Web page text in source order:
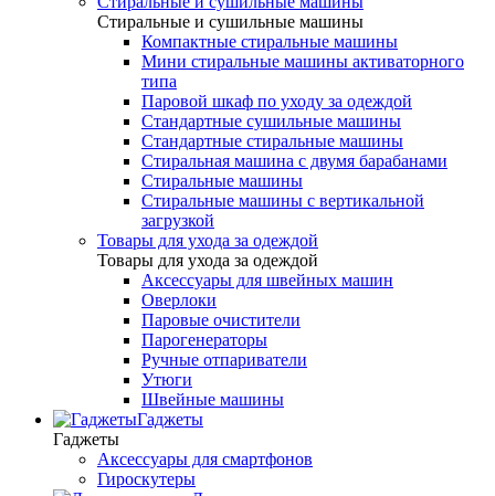
Стиральные и сушильные машины
Компактные стиральные машины
Мини стиральные машины активаторного
типа
Паровой шкаф по уходу за одеждой
Стандартные сушильные машины
Стандартные стиральные машины
Стиральная машина с двумя барабанами
Стиральные машины
Стиральные машины с вертикальной
загрузкой
Товары для ухода за одеждой
Товары для ухода за одеждой
Аксессуары для швейных машин
Оверлоки
Паровые очистители
Парогенераторы
Ручные отпариватели
Утюги
Швейные машины
Гаджеты
Гаджеты
Аксессуары для смартфонов
Гироскутеры